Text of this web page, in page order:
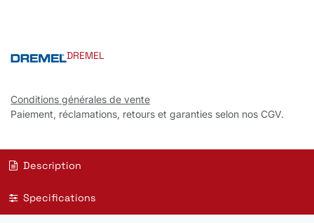
DREMEL
Conditions générales de vente
Paiement, réclamations, retours et garanties selon nos CGV.
Description
Specifications